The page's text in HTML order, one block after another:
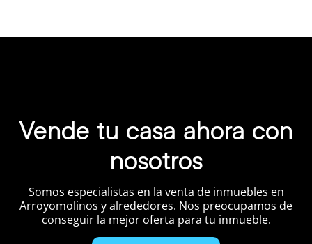
Vende tu casa ahora con
nosotros
Somos especialistas en la venta de inmuebles en
Arroyomolinos y alrededores. Nos preocupamos de
conseguir la mejor oferta para tu inmueble.